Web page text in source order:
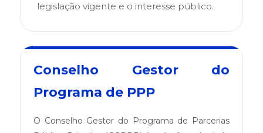
legislação vigente e o interesse público.
Conselho Gestor do
Programa de PPP
O Conselho Gestor do Programa de Parcerias